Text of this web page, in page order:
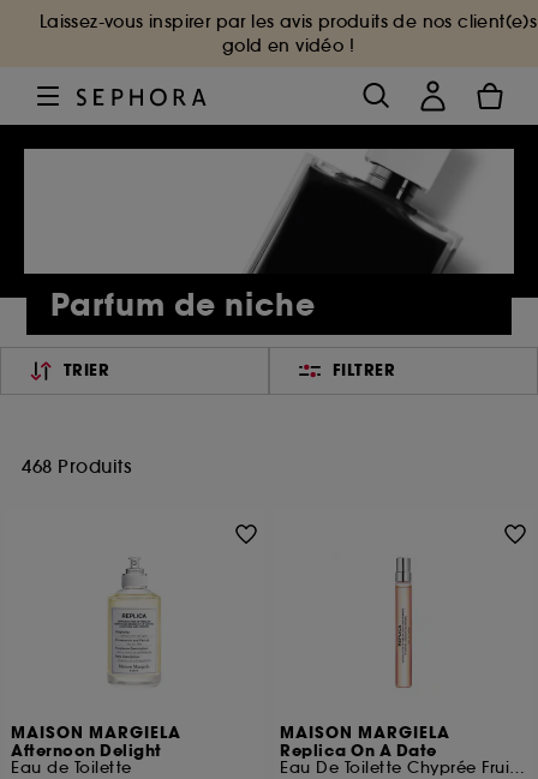
Laissez-vous inspirer par les avis produits de nos client(e)s
gold en vidéo !
Parfum de niche
TRIER FILTRER
468 Produits
MAISON MARGIELA
Afternoon Delight
Eau de Toilette
MAISON MARGIELA
Replica On A Date
Eau De Toilette Chyprée Fruitée